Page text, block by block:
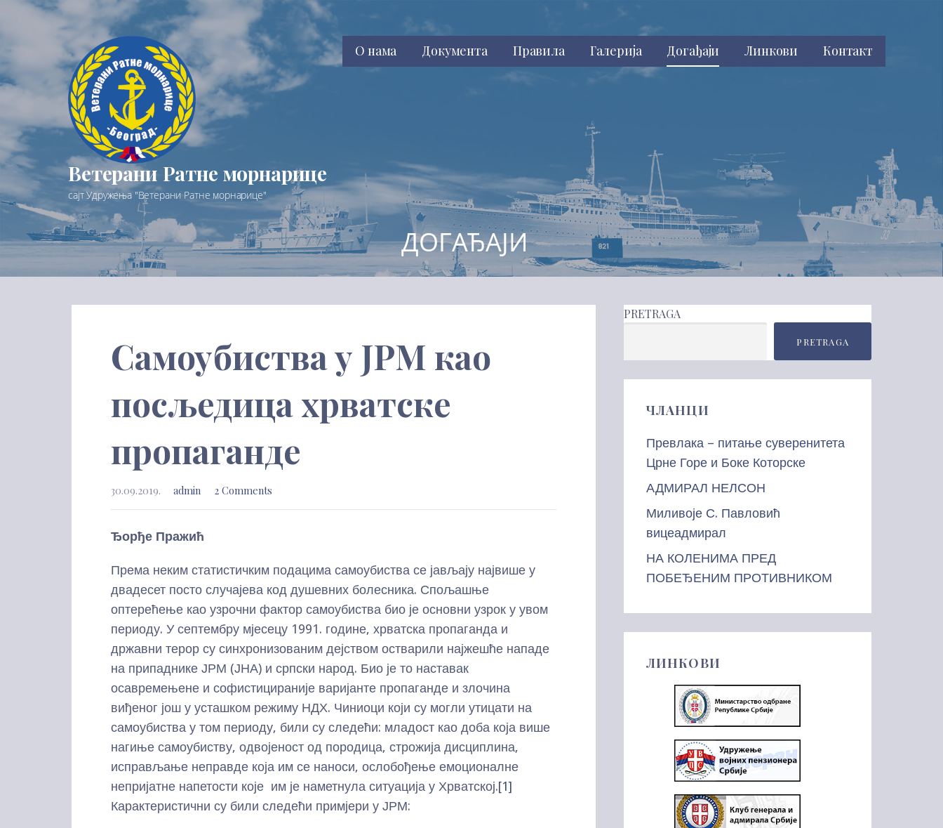
Preskoči
Ветерани Ратне морнарице
сајт Удружења "Ветерани Ратне морнарице"
О нама Документа Правила Галерија Догађаји Линкови Контакт
ДОГАЂАЈИ
Самоубиства у ЈРМ као
посљедица хрватске
пропаганде
30.09.2019. admin 2 Comments
Ђорђе Пражић
Према неким статистичким подацима самоубиства се јављају највише у
двадесет посто случајева код душевних болесника. Спољашње
оптерећење као узрочни фактор самоубиства био је основни узрок у увом
периоду. У септембру мјесецу 1991. године, хрватска пропаганда и
државни терор су синхронизованим дејством остварили најжешће нападе
на припаднике ЈРМ (ЈНА) и српски народ. Био је то наставак
осавремењене и софистицираније варијанте пропаганде и злочина
виђеног још у усташком режиму НДХ. Чиниоци који су могли утицати на
самоубиства у том периоду, били су следећи: младост као доба која више
нагиње самоубиству, одвојеност од породица, строжија дисциплина,
исправљање неправде која им се наноси, ослобођење емоционалне
непријатне напетости које им је наметнула ситуација у Хрватској.[1]
Карактеристични су били следећи примјери у ЈРМ:
PRETRAGA
PRETRAGA
ЧЛАНЦИ
Превлака – питање суверенитета
Црне Горе и Боке Которске
АДМИРАЛ НЕЛСОН
Миливоје С. Павловић
вицеадмирал
НА КОЛЕНИМА ПРЕД
ПОБЕЂЕНИМ ПРОТИВНИКОМ
ЛИНКОВИ